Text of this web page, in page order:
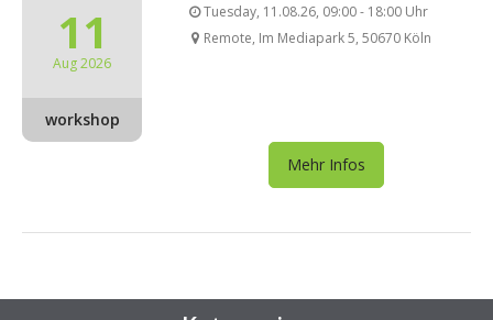
11
Aug 2026
workshop
Tuesday, 11.08.26, 09:00 - 18:00 Uhr
Remote, Im Mediapark 5, 50670 Köln
Mehr Infos